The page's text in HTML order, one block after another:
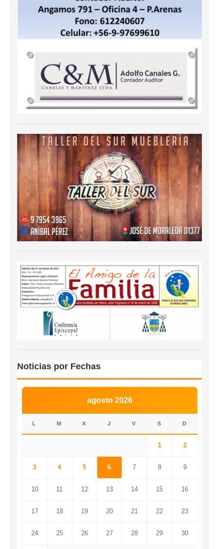
Noticias por Fechas
agosto 2026
L M X J V S D
1 2
3 4 5 6 7 8 9
10 11 12 13 14 15 16
17 18 19 20 21 22 23
24 25 26 27 28 29 30